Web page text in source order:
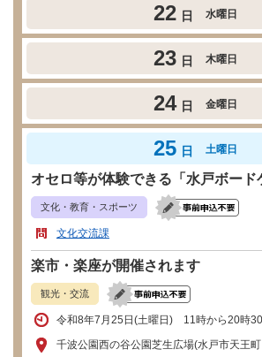
22 日 水曜日
23 日 木曜日
24 日 金曜日
25 日 土曜日
オセロ等が体験できる「水戸ボード
文化・教育・スポーツ
文化交流課
楽市・楽座が開催されます
観光・交流
令和8年7月25日(土曜日) 11時から20時
千波公園西の谷公園芝生広場(水戸市天王